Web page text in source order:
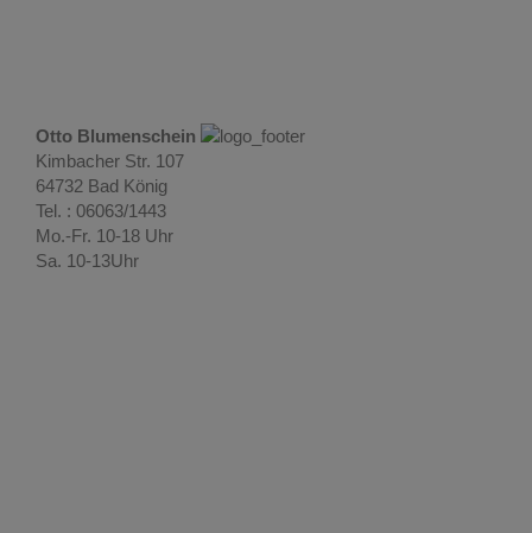
Otto Blumenschein
Kimbacher Str. 107
64732 Bad König
Tel. : 06063/1443
Mo.-Fr. 10-18 Uhr
Sa. 10-13Uhr